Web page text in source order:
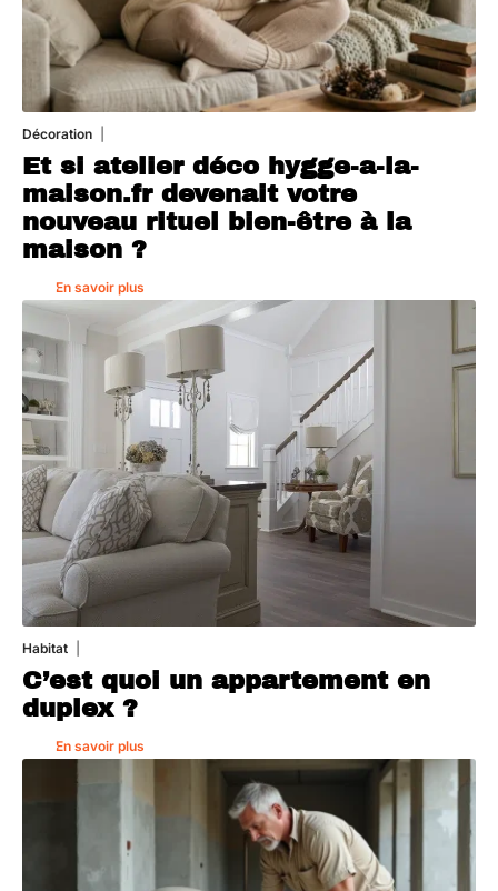
Décoration
Et si atelier déco hygge-a-la-
maison.fr devenait votre
nouveau rituel bien-être à la
maison ?
En savoir plus
Habitat
C’est quoi un appartement en
duplex ?
En savoir plus